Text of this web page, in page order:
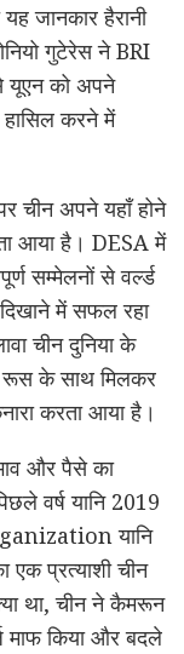
जानकार हैरानी
गुटेरेस ने BRI
यूएन को अपने
करने में
चीन अपने यहाँ होने
आया है। DESA में
सम्मेलनों से वर्ल्ड
में सफल रहा
चीन दुनिया के
रूस के साथ मिलकर
करता आया है।
और पैसे का
वर्ष यानि 2019
यानि
प्रत्याशी चीन
था, चीन ने कैमरून
माफ किया और बदले